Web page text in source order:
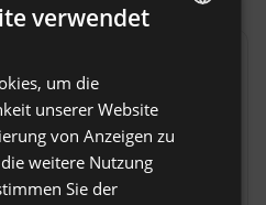
bis 7 Tage vor Anreise
GERMAN
verwendet
um die
unserer Website
von Anzeigen zu
weitere Nutzung
Sie der